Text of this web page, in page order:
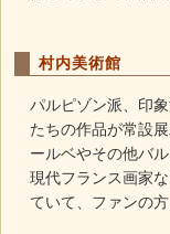
村内美術館
パルピゾン派、印
たちの作品が常設
ールベやその他バ
現代フランス画家
ていて、ファンの